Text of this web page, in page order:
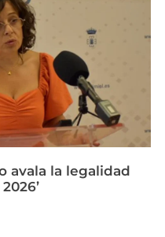
avala la legalidad